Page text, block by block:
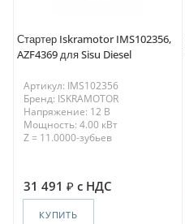
Стартер Iskramotor IMS102356,
AZF4369 для Sisu Diesel
Артикул: IMS102356
Бренд: ISKRAMOTOR
Напряжение: 12 В
Мощность: 4.00 кВт
Z = 11.0000-зубьев
31 491 с НДС
КУПИТЬ